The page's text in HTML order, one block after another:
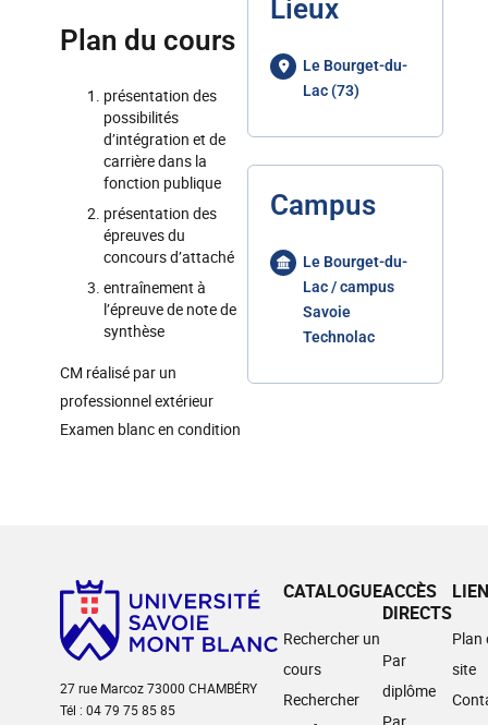
Plan du cours
présentation des
possibilités
d’intégration et de
carrière dans la
fonction publique
présentation des
épreuves du
concours d’attaché
entraînement à
l’épreuve de note de
synthèse
CM réalisé par un
professionnel extérieur
Examen blanc en condition
Lieux
Le Bourget-du-
Lac (73)
Campus
Le Bourget-du-
Lac / campus
Savoie
Technolac
27 rue Marcoz 73000 CHAMBÉRY
Tél : 04 79 75 85 85
CATALOGUE
Rechercher un
cours
Rechercher
ACCÈS
DIRECTS
Par
diplôme
Plan
site